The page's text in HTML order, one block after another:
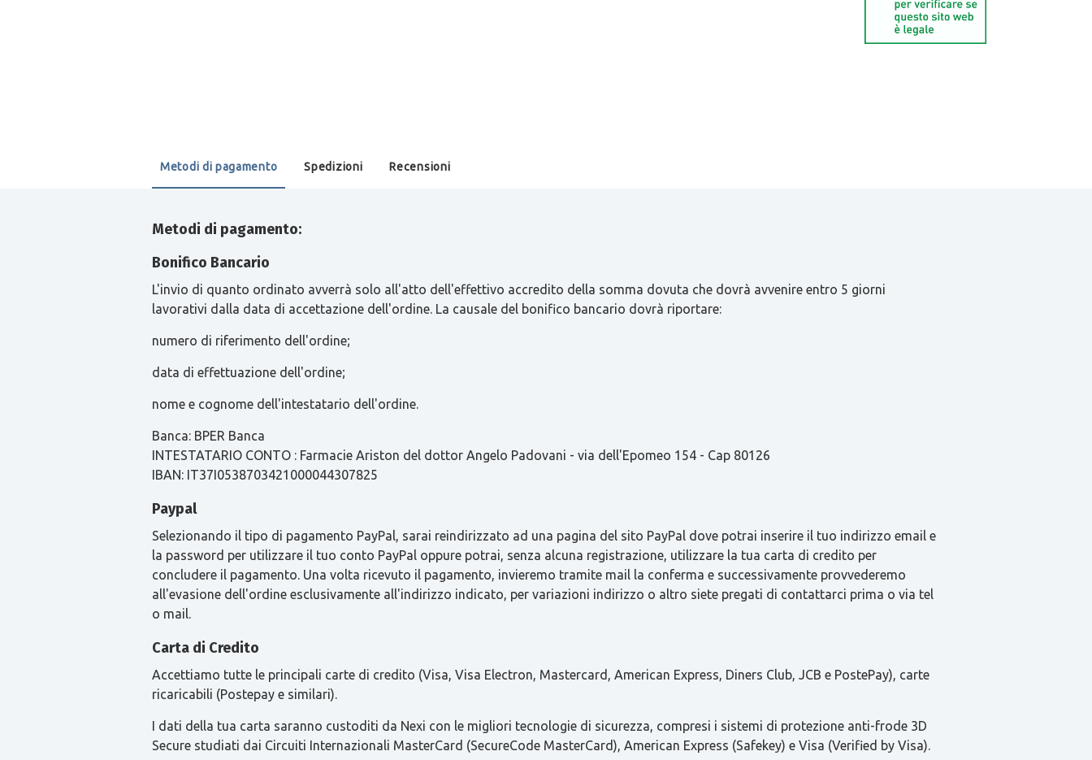
Metodi di pagamento Spedizioni Recensioni
Metodi di pagamento:
Bonifico Bancario
L'invio di quanto ordinato avverrà solo all'atto dell'effettivo accredito della somma dovuta che dovrà avvenire entro 5 giorni
lavorativi dalla data di accettazione dell'ordine. La causale del bonifico bancario dovrà riportare:
numero di riferimento dell'ordine;
data di effettuazione dell'ordine;
nome e cognome dell'intestatario dell'ordine.
Banca: BPER Banca
INTESTATARIO CONTO : Farmacie Ariston del dottor Angelo Padovani - via dell'Epomeo 154 - Cap 80126
IBAN: IT37I0538703421000044307825
Paypal
Selezionando il tipo di pagamento PayPal, sarai reindirizzato ad una pagina del sito PayPal dove potrai inserire il tuo indirizzo email e
la password per utilizzare il tuo conto PayPal oppure potrai, senza alcuna registrazione, utilizzare la tua carta di credito per
concludere il pagamento. Una volta ricevuto il pagamento, invieremo tramite mail la conferma e successivamente provvederemo
all'evasione dell'ordine esclusivamente all'indirizzo indicato, per variazioni indirizzo o altro siete pregati di contattarci prima o via tel
o mail.
Carta di Credito
Accettiamo tutte le principali carte di credito (Visa, Visa Electron, Mastercard, American Express, Diners Club, JCB e PostePay), carte
ricaricabili (Postepay e similari).
I dati della tua carta saranno custoditi da Nexi con le migliori tecnologie di sicurezza, compresi i sistemi di protezione anti-frode 3D
Secure studiati dai Circuiti Internazionali MasterCard (SecureCode MasterCard), American Express (Safekey) e Visa (Verified by Visa).